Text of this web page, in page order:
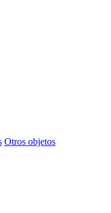
Otros objetos